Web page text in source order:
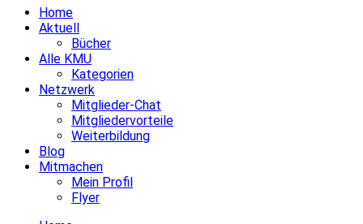
Home
Aktuell
Bücher
Alle KMU
Kategorien
Netzwerk
Mitglieder-Chat
Mitgliedervorteile
Weiterbildung
Blog
Mitmachen
Mein Profil
Flyer